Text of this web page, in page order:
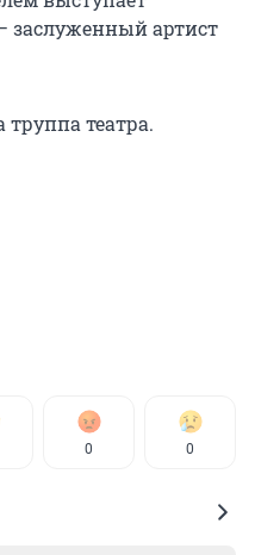
заслуженный артист
труппа театра.
0 0